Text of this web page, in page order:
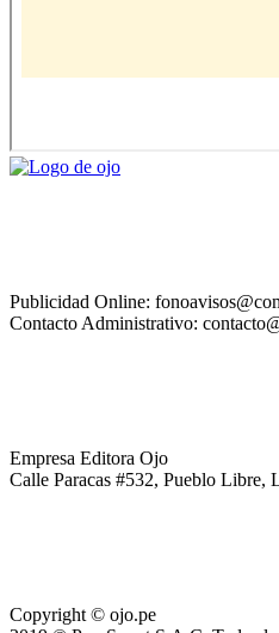
Publicidad Online:
Contacto Administrativo:
Empresa Editora Ojo
Calle Paracas #532, Pueblo Libre,
Copyright © ojo.pe